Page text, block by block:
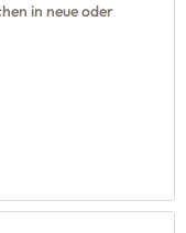
in neue oder